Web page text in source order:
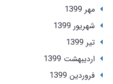
مهر 1399
شهریور 1399
تير 1399
ارديبهشت 1399
فروردین 1399